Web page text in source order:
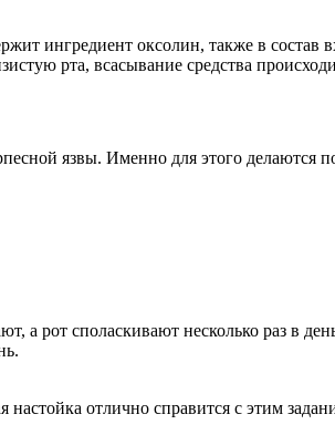
ингредиент оксолин, также в состав
рта, всасывание средства
язвы. Именно для этого
а рот споласкивают несколько раз в
отлично справится с этим